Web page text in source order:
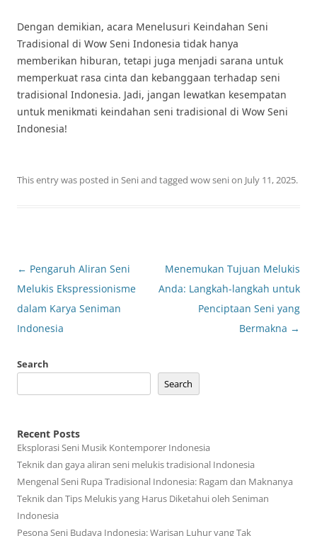
Dengan demikian, acara Menelusuri Keindahan Seni
Tradisional di Wow Seni Indonesia tidak hanya
memberikan hiburan, tetapi juga menjadi sarana untuk
memperkuat rasa cinta dan kebanggaan terhadap seni
tradisional Indonesia. Jadi, jangan lewatkan kesempatan
untuk menikmati keindahan seni tradisional di Wow Seni
Indonesia!
This entry was posted in Seniand tagged wow senion July 11, 2025.
Post
navigation
← Pengaruh Aliran Seni
Melukis Ekspressionisme
dalam Karya Seniman
Indonesia
Menemukan Tujuan Melukis
Anda: Langkah-langkah untuk
Penciptaan Seni yang
Bermakna →
Search
Search
Recent Posts
Eksplorasi Seni Musik Kontemporer Indonesia
Teknik dan gaya aliran seni melukis tradisional Indonesia
Mengenal Seni Rupa Tradisional Indonesia: Ragam dan Maknanya
Teknik dan Tips Melukis yang Harus Diketahui oleh Seniman
Indonesia
Pesona Seni Budaya Indonesia: Warisan Luhur yang Tak